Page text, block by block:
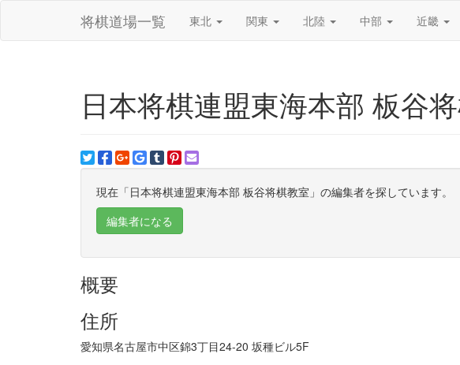
将棋道場一覧 東北 関東 北陸 中部 近畿
日本将棋連盟東海本部 板谷
現在「日本将棋連盟東海本部 板谷将棋教室」の編集者を探しています。
編集者になる
概要
住所
愛知県名古屋市中区錦3丁目24-20 坂種ビル5F